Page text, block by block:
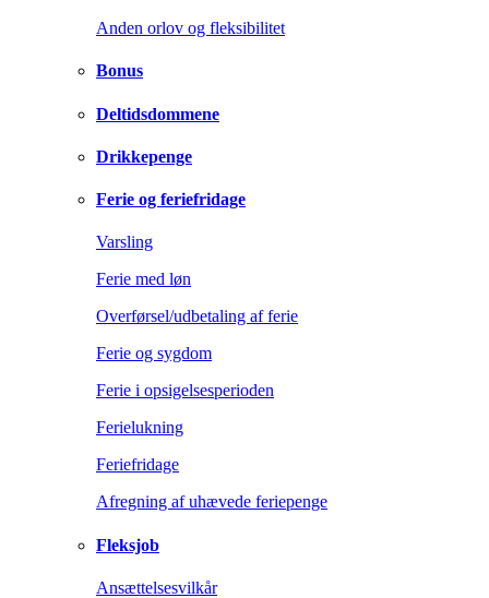
Anden orlov og fleksibilitet
Bonus
Deltidsdommene
Drikkepenge
Ferie og feriefridage
Varsling
Ferie med løn
Overførsel/udbetaling af ferie
Ferie og sygdom
Ferie i opsigelsesperioden
Ferielukning
Feriefridage
Afregning af uhævede feriepenge
Fleksjob
Ansættelsesvilkår